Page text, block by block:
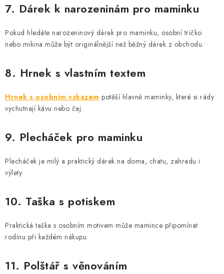
7. Dárek k narozeninám pro maminku
Pokud hledáte narozeninový dárek pro maminku, osobní tričko
nebo mikina může být originálnější než běžný dárek z obchodu.
8. Hrnek s vlastním textem
Hrnek s osobním vzkazem potěší hlavně maminky, které si rády
vychutnají kávu nebo čaj.
9. Plecháček pro maminku
Plecháček je milý a praktický dárek na doma, chatu, zahradu i
výlety.
10. Taška s potiskem
Praktická taška s osobním motivem může mamince připomínat
rodinu při každém nákupu.
11. Polštář s věnováním